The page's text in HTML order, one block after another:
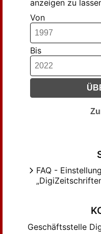
anzeigen zu
Von
Bis
FAQ -
Geschäftsstelle